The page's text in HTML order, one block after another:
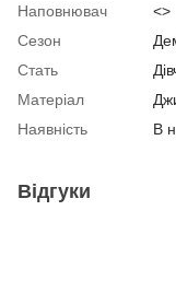
Наповнювач
<>
Сезон
Стать
Матеріал
Наявність
В
Відгуки